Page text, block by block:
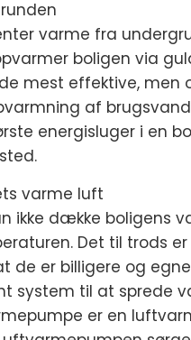
varme fra
boligen via
mest effektive, men
af
energisluger i en
varme luft
ikke dække boligens
Det til trods
de er billigere og
system til at sprede
er en